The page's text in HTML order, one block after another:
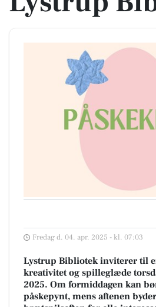
Fredag d. 04. apr. 2025 - kl. 07:03
Lystrup Bibliotek inviterer til
kreativitet og spilleglæde
2025. Om formiddagen kan
påskepynt, mens aftenen